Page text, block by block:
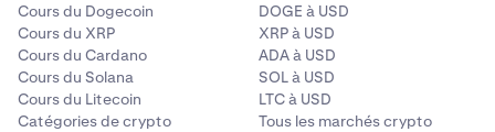
Cours du Dogecoin
Cours du XRP
Cours du Cardano
Cours du Solana
Cours du Litecoin
Catégories de crypto
DOGE à USD
XRP à USD
ADA à USD
SOL à USD
LTC à USD
Tous les marchés crypto